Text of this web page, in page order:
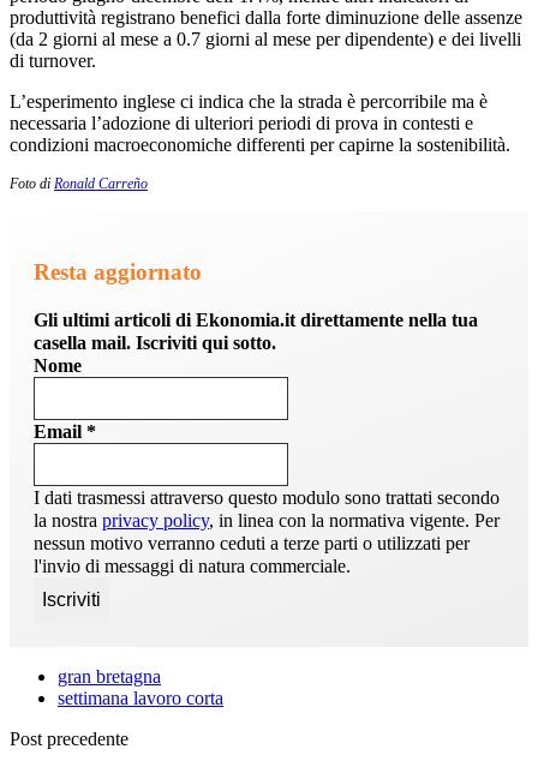
produttività registrano benefici dalla forte diminuzione delle assenze
(da 2 giorni al mese a 0.7 giorni al mese per dipendente) e dei livelli
di turnover.
L’esperimento inglese ci indica che la strada è percorribile ma è
necessaria l’adozione di ulteriori periodi di prova in contesti e
condizioni macroeconomiche differenti per capirne la sostenibilità.
Foto di Ronald Carreño
Resta aggiornato
Gli ultimi articoli di Ekonomia.it direttamente nella tua
casella mail. Iscriviti qui sotto.
Nome
Email *
I dati trasmessi attraverso questo modulo sono trattati secondo
la nostra privacy policy, in linea con la normativa vigente. Per
nessun motivo verranno ceduti a terze parti o utilizzati per
l'invio di messaggi di natura commerciale.
gran bretagna
settimana lavoro corta
Post precedente